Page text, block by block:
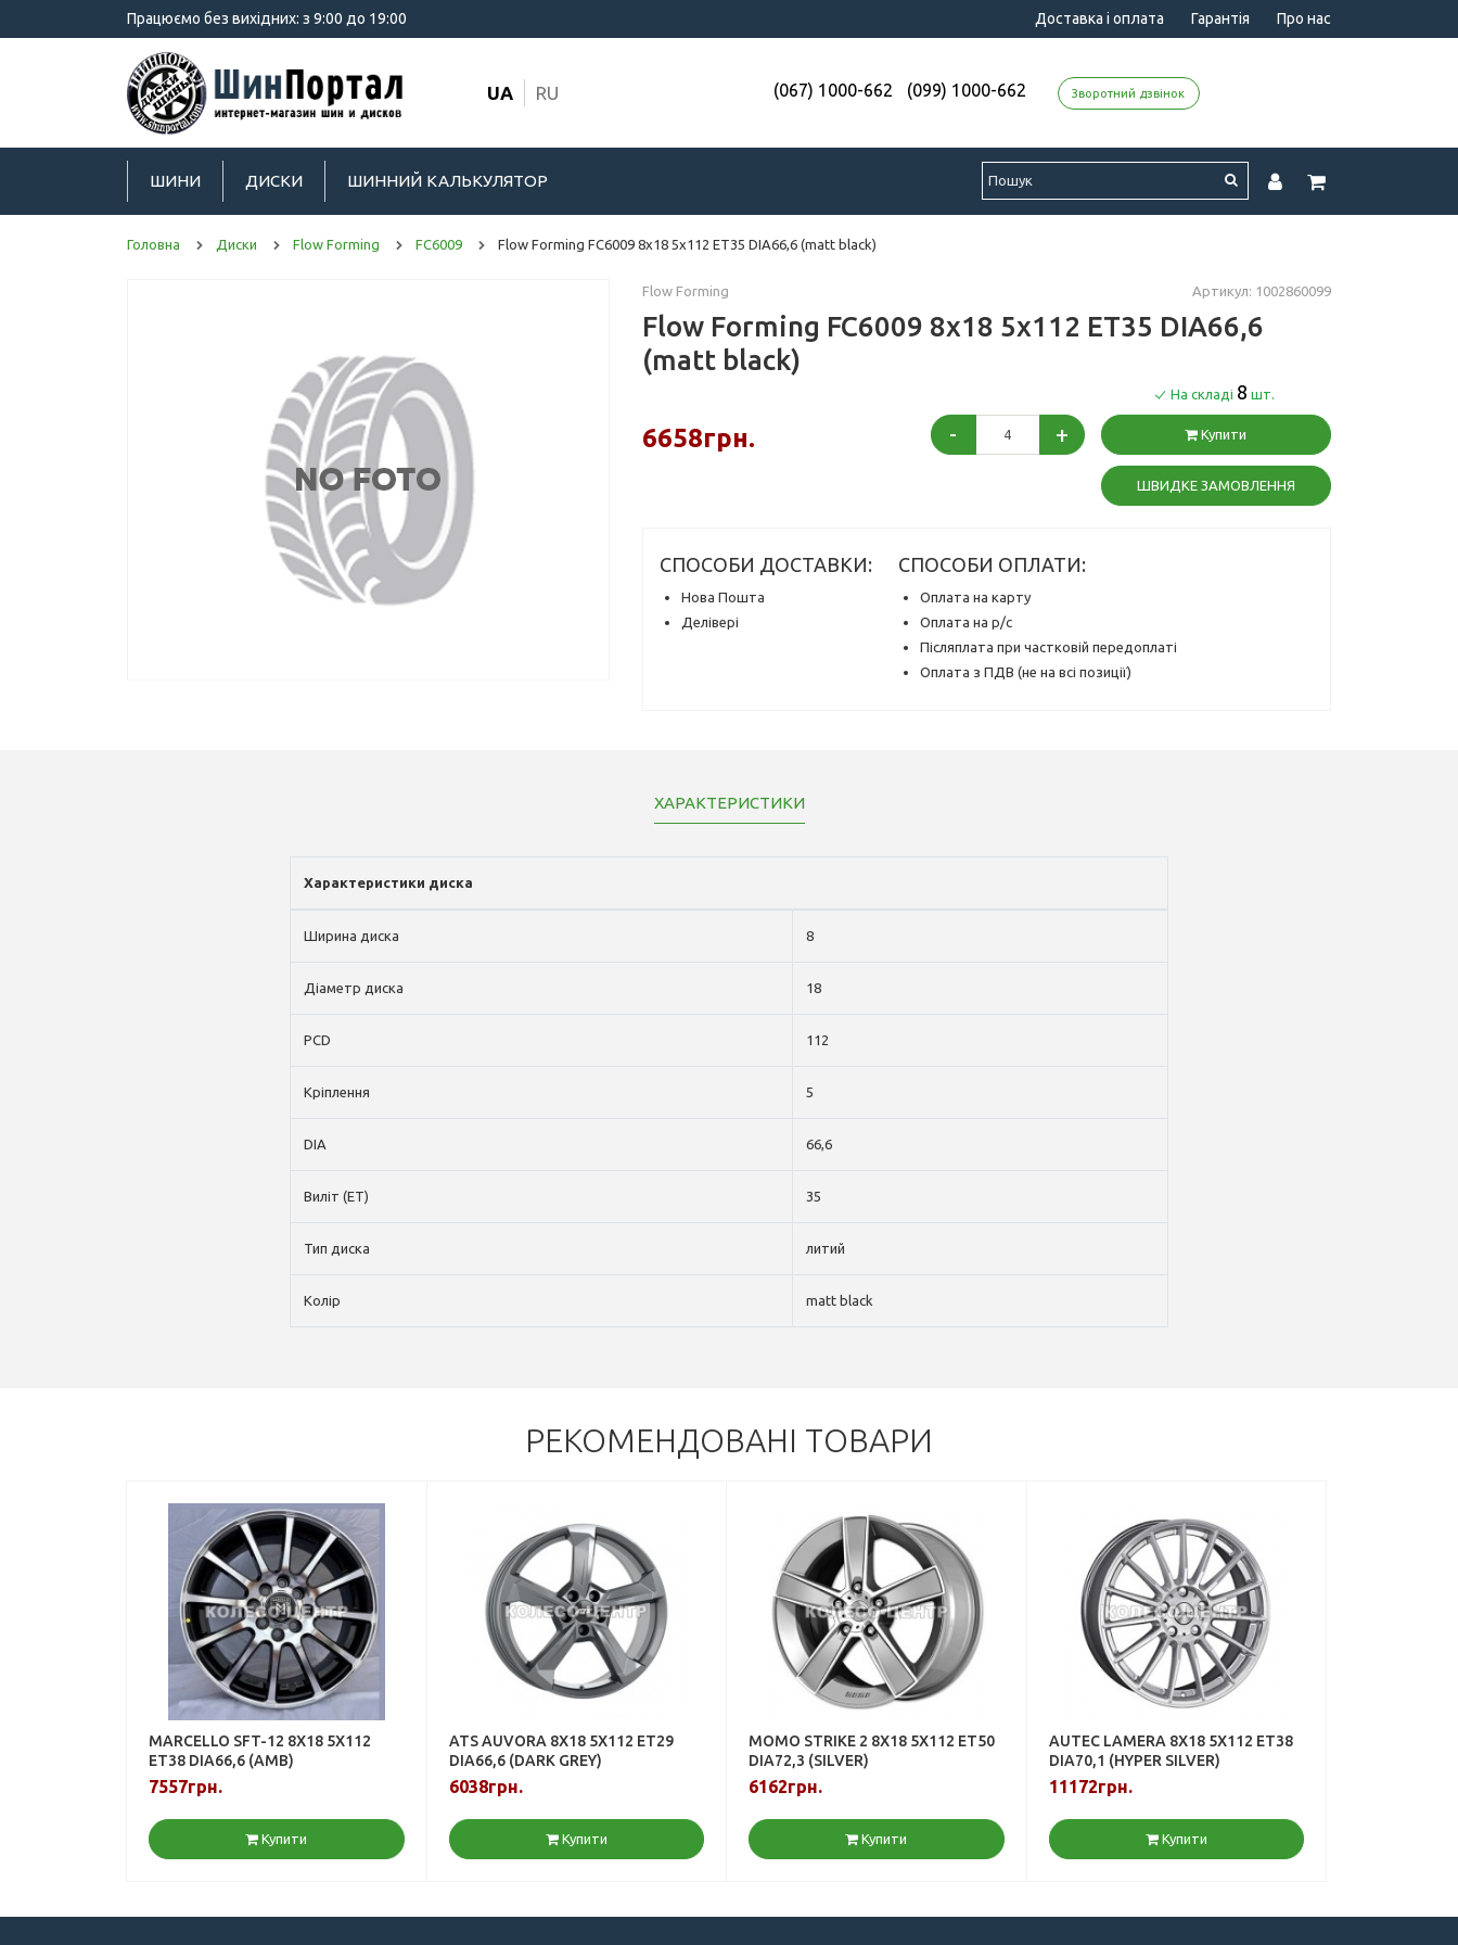
Працюємо без вихідних: з 9:00 до 19:00 Доставка і оплата Гарантія Про нас
UA RU (067) 1000-662 (099) 1000-662 Зворотний дзвінок
ШИНИ ДИСКИ ШИННИЙ КАЛЬКУЛЯТОР
Головна Диски Flow Forming FC6009 Flow Forming FC6009 8x18 5x112 ET35 DIA66,6 (matt black)
Flow Forming Артикул: 1002860099
Flow Forming FC6009 8x18 5x112 ET35 DIA66,6
(matt black)
6658грн. - +
На складі 8 шт.
Купити
ШВИДКЕ ЗАМОВЛЕННЯ
СПОСОБИ ДОСТАВКИ:
Нова Пошта
Делівері
СПОСОБИ ОПЛАТИ:
Оплата на карту
Оплата на р/с
Післяплата при частковій передоплаті
Оплата з ПДВ (не на всі позиції)
ХАРАКТЕРИСТИКИ
Характеристики диска
Ширина диска 8
Діаметр диска 18
PCD 112
Кріплення 5
DIA 66,6
Виліт (ET) 35
Тип диска литий
Колір matt black
РЕКОМЕНДОВАНІ ТОВАРИ
MARCELLO SFT-12 8X18 5X112
ET38 DIA66,6 (AMB)
7557грн.
Купити
ATS AUVORA 8X18 5X112 ET29
DIA66,6 (DARK GREY)
6038грн.
Купити
MOMO STRIKE 2 8X18 5X112 ET50
DIA72,3 (SILVER)
6162грн.
Купити
AUTEC LAMERA 8X18 5X112 ET38
DIA70,1 (HYPER SILVER)
11172грн.
Купити